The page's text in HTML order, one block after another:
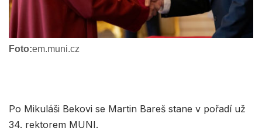
Foto:em.muni.cz
Po Mikuláši Bekovi se Martin Bareš stane v pořadí už
34. rektorem MUNI.